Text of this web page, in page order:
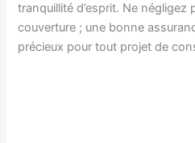
tranquillité d’esprit. Ne négligez
couverture ; une bonne
précieux pour tout projet de